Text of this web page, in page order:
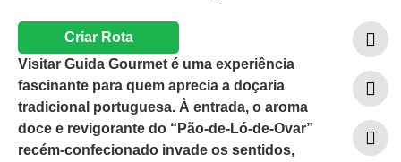
Criar Rota
Visitar Guida Gourmet é uma experiência
fascinante para quem aprecia a doçaria
tradicional portuguesa. À entrada, o aroma
doce e revigorante do “Pão-de-Ló-de-Ovar”
recém-confecionado invade os sentidos,